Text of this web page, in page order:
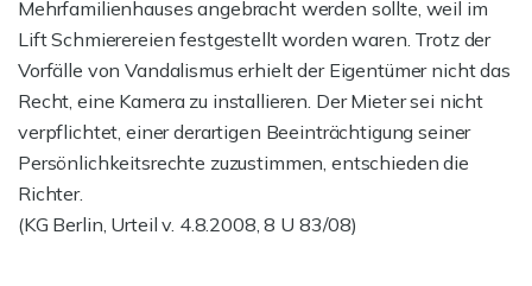
Mehrfamilienhauses angebracht werden sollte, weil im
Lift Schmierereien festgestellt worden waren. Trotz der
Vorfälle von Vandalismus erhielt der Eigentümer nicht das
Recht, eine Kamera zu installieren. Der Mieter sei nicht
verpflichtet, einer derartigen Beeinträchtigung seiner
Persönlichkeitsrechte zuzustimmen, entschieden die
Richter.
(KG Berlin, Urteil v. 4.8.2008, 8 U 83/08)